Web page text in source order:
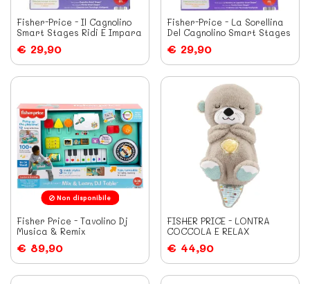
Fisher-Price - Il Cagnolino
Smart Stages Ridi E Impara
€ 29,90
Fisher-Price - La Sorellina
Del Cagnolino Smart Stages
€ 29,90
Non disponibile
Fisher Price - Tavolino Dj
Musica & Remix
€ 89,90
FISHER PRICE - LONTRA
COCCOLA E RELAX
€ 44,90